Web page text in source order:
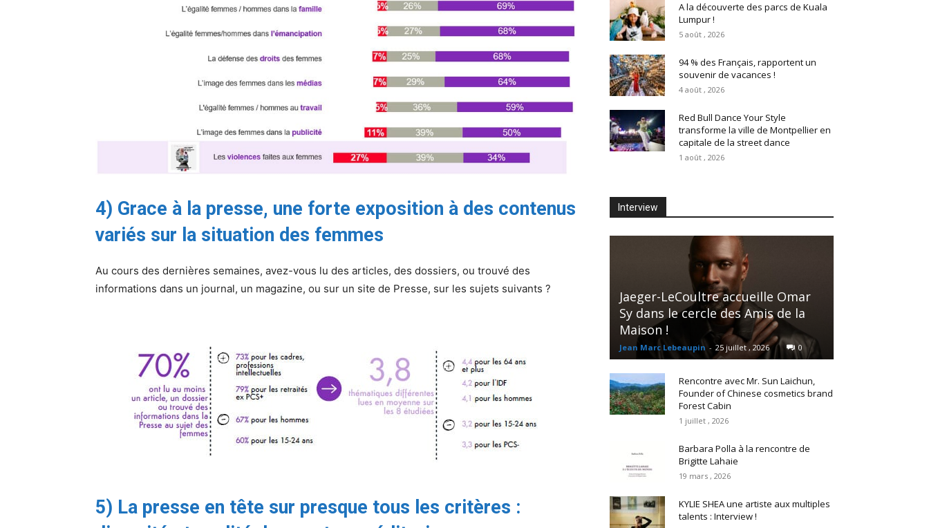
4) Grace à la presse, une forte exposition à des contenus
variés sur la situation des femmes
Au cours des dernières semaines, avez-vous lu des articles, des dossiers, ou trouvé des
informations dans un journal, un magazine, ou sur un site de Presse, sur les sujets suivants ?
5) La presse en tête sur presque tous les critères :
A la découverte des parcs de Kuala
Lumpur !
5 août , 2026
94 % des Français, rapportent un
souvenir de vacances !
4 août , 2026
Red Bull Dance Your Style
transforme la ville de Montpellier en
capitale de la street dance
1 août , 2026
Interview
Jaeger-LeCoultre accueille Omar
Sy dans le cercle des Amis de la
Maison !
Jean Marc Lebeaupin - 25 juillet , 2026 0
Rencontre avec Mr. Sun Laichun,
Founder of Chinese cosmetics brand
Forest Cabin
1 juillet , 2026
Barbara Polla à la rencontre de
Brigitte Lahaie
19 mars , 2026
KYLIE SHEA une artiste aux multiples
talents : Interview !